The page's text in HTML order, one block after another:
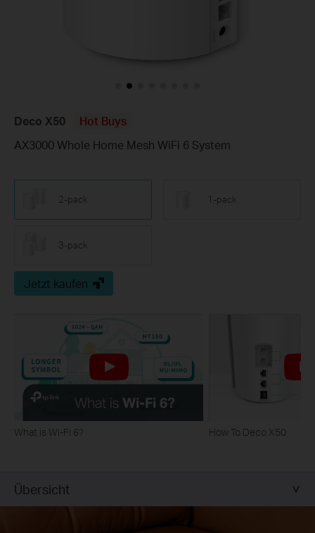
Deco X50
Hot Buys
AX3000 Whole Home Mesh WiFi 6 System
2-pack 1-pack
3-pack
Jetzt kaufen
What is Wi-Fi 6? How To Deco X50
Übersicht